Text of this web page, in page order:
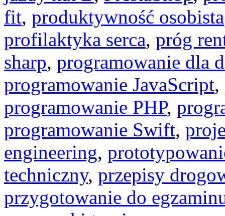
fit, produktywność osobista
profilaktyka serca, próg
sharp, programowanie dla
programowanie JavaScript,
programowanie PHP,
programowanie Swift,
engineering,
techniczny, przepisy
przygotowanie do